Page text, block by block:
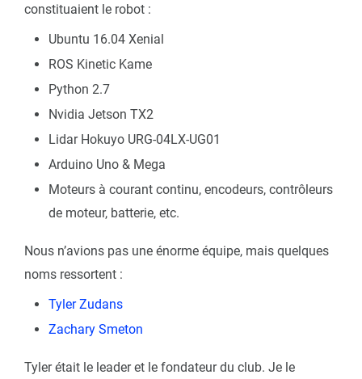
constituaient le robot :
Ubuntu 16.04 Xenial
ROS Kinetic Kame
Python 2.7
Nvidia Jetson TX2
Lidar Hokuyo URG-04LX-UG01
Arduino Uno & Mega
Moteurs à courant continu, encodeurs, contrôleurs
de moteur, batterie, etc.
Nous n’avions pas une énorme équipe, mais quelques
noms ressortent :
Tyler Zudans
Zachary Smeton
Tyler était le leader et le fondateur du club. Je le